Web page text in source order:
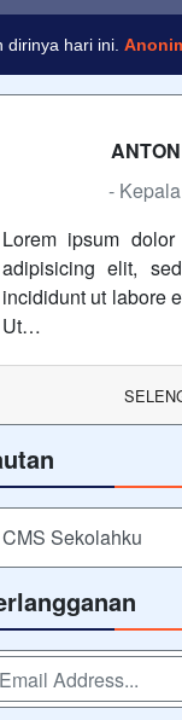
hari ini.
-
Lorem ipsum
adipisicing elit,
incididunt ut labore
Ut…
CMS Sekolahku